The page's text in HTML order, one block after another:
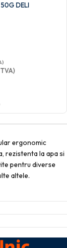
50G DELI
ergonomic
rezistenta la apa si
pentru diverse
altele.